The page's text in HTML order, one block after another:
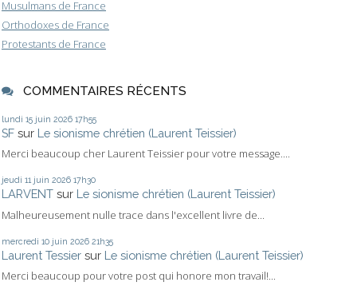
Musulmans de France
Orthodoxes de France
Protestants de France
COMMENTAIRES RÉCENTS
lundi 15 juin 2026 17h55
SF sur Le sionisme chrétien (Laurent Teissier)
Merci beaucoup cher Laurent Teissier pour votre message....
jeudi 11 juin 2026 17h30
LARVENT sur Le sionisme chrétien (Laurent Teissier)
Malheureusement nulle trace dans l'excellent livre de...
mercredi 10 juin 2026 21h35
Laurent Tessier sur Le sionisme chrétien (Laurent Teissier)
Merci beaucoup pour votre post qui honore mon travail!...